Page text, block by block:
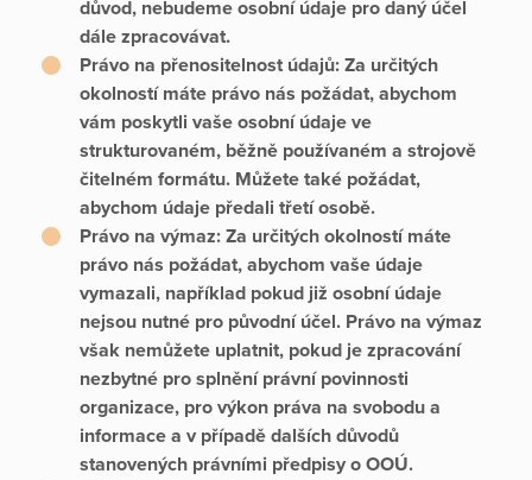
důvod, nebudeme osobní údaje pro daný účel
dále zpracovávat.
Právo na přenositelnost údajů: Za určitých
okolností máte právo nás požádat, abychom
vám poskytli vaše osobní údaje ve
strukturovaném, běžně používaném a strojově
čitelném formátu. Můžete také požádat,
abychom údaje předali třetí osobě.
Právo na výmaz: Za určitých okolností máte
právo nás požádat, abychom vaše údaje
vymazali, například pokud již osobní údaje
nejsou nutné pro původní účel. Právo na výmaz
však nemůžete uplatnit, pokud je zpracování
nezbytné pro splnění právní povinnosti
organizace, pro výkon práva na svobodu a
informace a v případě dalších důvodů
stanovených právními předpisy o OOÚ.